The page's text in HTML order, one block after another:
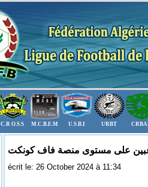
C.R O.S.S M.C.B.E.M U.S.B.I URBT
على مستوى منصة فاف كونكت
écrit le: 26 October 2024 à 11:34